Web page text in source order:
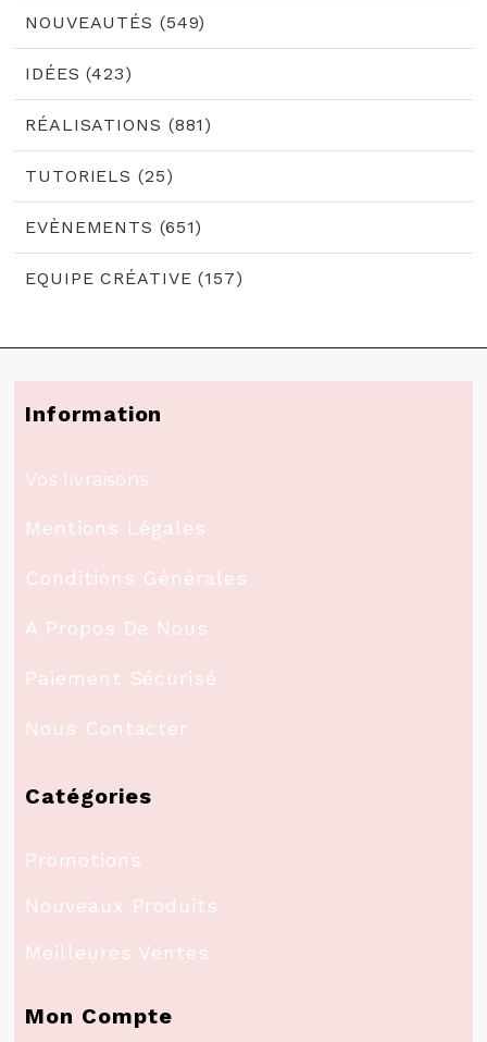
NOUVEAUTÉS (549)
IDÉES (423)
RÉALISATIONS (881)
TUTORIELS (25)
EVÈNEMENTS (651)
EQUIPE CRÉATIVE (157)
Information
Vos livraisons
Mentions Légales
Conditions Générales
A Propos De Nous
Paiement Sécurisé
Nous Contacter
Catégories
Promotions
Nouveaux Produits
Meilleures Ventes
Mon Compte